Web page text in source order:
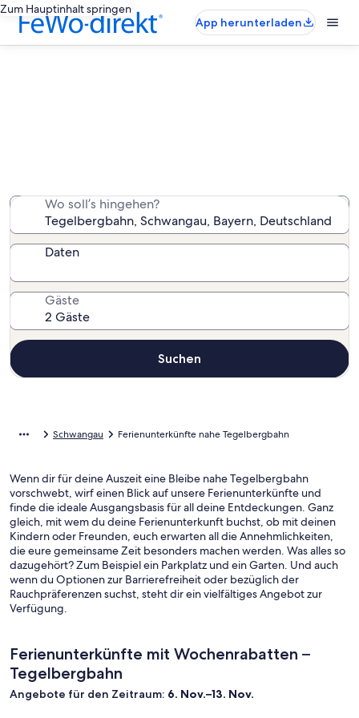
Zum Hauptinhalt springen
App herunterladen
Wo soll’s hingehen?
Daten
Gäste
Suchen
Schwangau Ferienunterkünfte nahe Tegelbergbahn
Wenn dir für deine Auszeit eine Bleibe nahe Tegelbergbahn
vorschwebt, wirf einen Blick auf unsere Ferienunterkünfte und
finde die ideale Ausgangsbasis für all deine Entdeckungen. Ganz
gleich, mit wem du deine Ferienunterkunft buchst, ob mit deinen
Kindern oder Freunden, euch erwarten all die Annehmlichkeiten,
die eure gemeinsame Zeit besonders machen werden. Was alles so
dazugehört? Zum Beispiel ein Parkplatz und ein Garten. Und auch
wenn du Optionen zur Barrierefreiheit oder bezüglich der
Rauchpräferenzen suchst, steht dir ein vielfältiges Angebot zur
Verfügung.
Ferienunterkünfte mit Wochenrabatten –
Tegelbergbahn
Angebote für den Zeitraum: 6. Nov.–13. Nov.